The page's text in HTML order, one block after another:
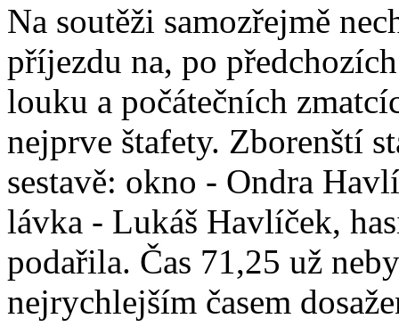
Na soutěži samozřejmě
příjezdu na, po
louku a počátečních
nejprve štafety. Zborenští
sestavě: okno - Ondra
lávka - Lukáš Havlíček,
podařila. Čas 71,25 už
nejrychlejším časem